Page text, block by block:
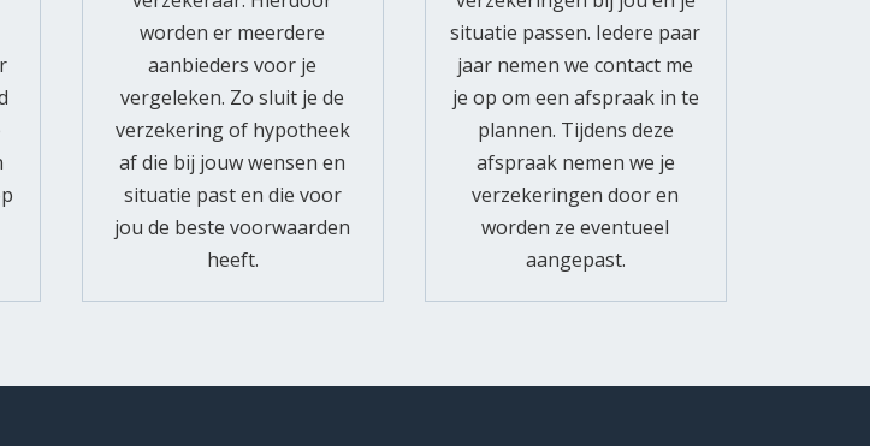
worden er meerdere
aanbieders voor je
vergeleken. Zo sluit je de
verzekering of hypotheek
af die bij jouw wensen en
situatie past en die voor
jou de beste voorwaarden
heeft.
situatie passen. Iedere paar
jaar nemen we contact me
je op om een afspraak in te
plannen. Tijdens deze
afspraak nemen we je
verzekeringen door en
worden ze eventueel
aangepast.